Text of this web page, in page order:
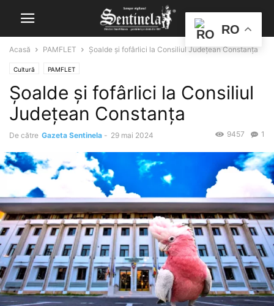
Acasă PAMFLET Șoalde și fofârlici la Consiliul Județean Constanța
Cultură PAMFLET
Șoalde și fofârlici la Consiliul
Județean Constanța
De către Gazeta Sentinela - 29 mai 2024 1
9457
RO